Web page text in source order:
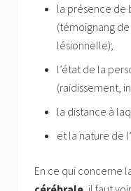
la présence de
(témoignang
lésionnelle);
l’état de la
(raidissement,
la distance à
et la nature de
En ce qui concerne